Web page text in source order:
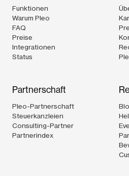
Funktionen
Warum Pleo
FAQ
Preise
Integrationen
Status
Partnerschaft
Pleo-Partnerschaft
Steuerkanzleien
Consulting-Partner
Partnerindex